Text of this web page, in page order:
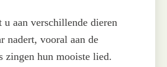
u aan verschillende dieren
nadert, vooral aan de
zingen hun mooiste lied.